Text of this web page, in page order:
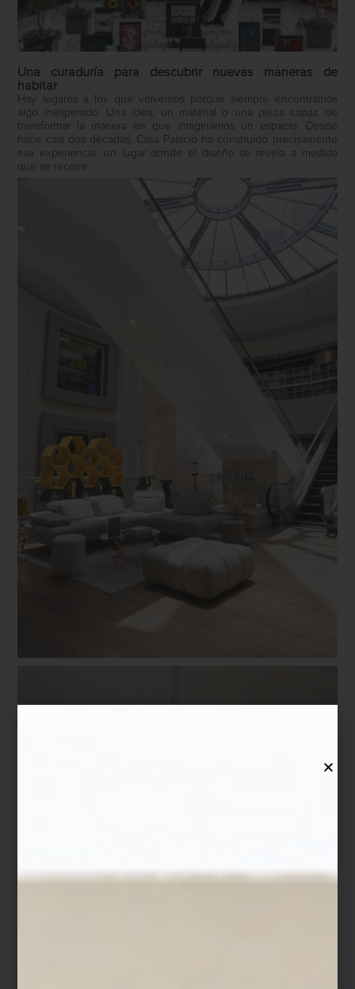
Una curaduría para descubrir nuevas maneras de
habitar
Hay lugares a los que volvemos porque siempre encontramos
algo inesperado. Una idea, un material o una pieza capaz de
transformar la manera en que imaginamos un espacio. Desde
hace casi dos décadas, Casa Palacio ha construido precisamente
esa experiencia: un lugar donde el diseño se revela a medida
que se recorre.